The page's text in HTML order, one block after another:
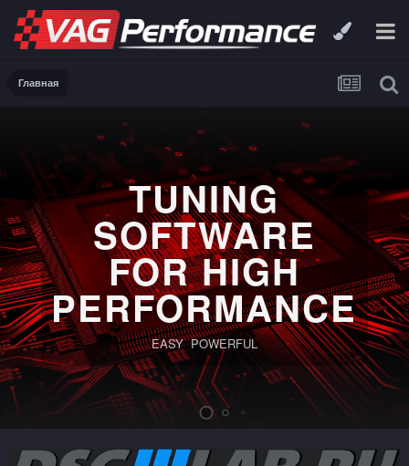
Главная
TUNING
SOFTWARE
FOR HIGH
PERFORMANCE
EASY POWERFUL